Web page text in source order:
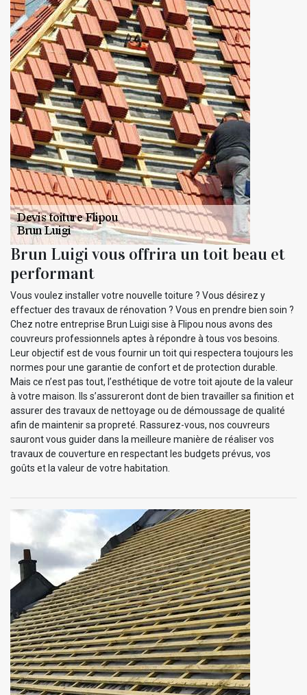
Brun Luigi vous offrira un toit beau et
performant
Vous voulez installer votre nouvelle toiture ? Vous désirez y
effectuer des travaux de rénovation ? Vous en prendre bien soin ?
Chez notre entreprise Brun Luigi sise à Flipou nous avons des
couvreurs professionnels aptes à répondre à tous vos besoins.
Leur objectif est de vous fournir un toit qui respectera toujours les
normes pour une garantie de confort et de protection durable.
Mais ce n’est pas tout, l’esthétique de votre toit ajoute de la valeur
à votre maison. Ils s’assureront dont de bien travailler sa finition et
assurer des travaux de nettoyage ou de démoussage de qualité
afin de maintenir sa propreté. Rassurez-vous, nos couvreurs
sauront vous guider dans la meilleure manière de réaliser vos
travaux de couverture en respectant les budgets prévus, vos
goûts et la valeur de votre habitation.